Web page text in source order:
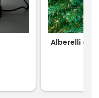
Alberelli